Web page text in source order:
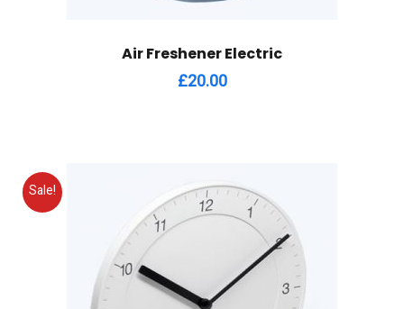
Air Freshener Electric
£20.00
Sale!